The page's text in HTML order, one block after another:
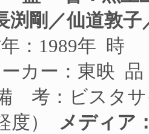
渕剛／仙道敦
：1989年 時
カー：東映
考：ビスタサ
度） メディア